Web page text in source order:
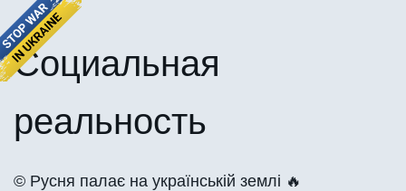
Социальная
реальность
©️ Русня палає на українській землі 🔥